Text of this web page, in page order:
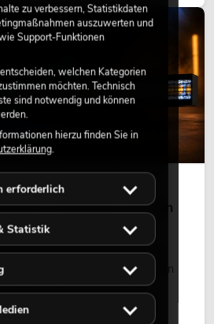
Lichtdesign: Warum
wirkt
Leuchtflächen und farbige
Lichtdesigns auf Bühnen, in
Licht ist dabei kein rein
ein bewusst eingesetztes
Atmosphäre, gibt Szenen
zu verbessern, Statistikdaten
auszuwerten und
Support-Funktionen
welchen Kategorien
möchten. Technisch
sind notwendig und können
hierzu finden Sie in
.
erforderlich
Statistik